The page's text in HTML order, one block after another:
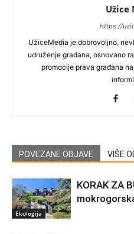
Užice
https://
UžiceMedia je dobrovoljno,
udruženje građana, osnovano
promocije prava građana
POVEZANE OBJAVE VIŠE
Ekologija
KORAK ZA